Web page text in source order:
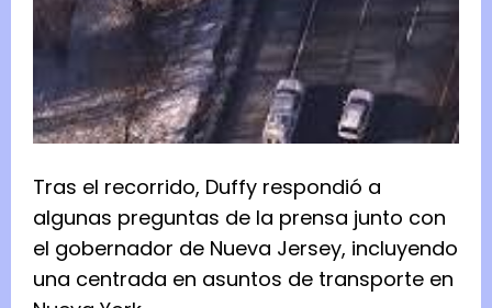
Tras el recorrido, Duffy respondió a
algunas preguntas de la prensa junto con
el gobernador de Nueva Jersey, incluyendo
una centrada en asuntos de transporte en